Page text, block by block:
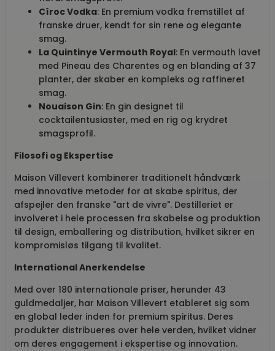
Cîroc Vodka: En premium vodka fremstillet af
franske druer, kendt for sin rene og elegante
smag.
La Quintinye Vermouth Royal: En vermouth lavet
med Pineau des Charentes og en blanding af 37
planter, der skaber en kompleks og raffineret
smag.
Nouaison Gin: En gin designet til
cocktailentusiaster, med en rig og krydret
smagsprofil.
Filosofi og Ekspertise
Maison Villevert kombinerer traditionelt håndværk
med innovative metoder for at skabe spiritus, der
afspejler den franske "art de vivre". Destilleriet er
involveret i hele processen fra skabelse og produktion
til design, emballering og distribution, hvilket sikrer en
kompromisløs tilgang til kvalitet.
International Anerkendelse
Med over 180 internationale priser, herunder 43
guldmedaljer, har Maison Villevert etableret sig som
en global leder inden for premium spiritus. Deres
produkter distribueres over hele verden, hvilket vidner
om deres engagement i ekspertise og innovation.